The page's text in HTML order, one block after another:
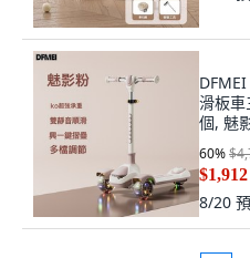
滑板車
個, 魅
60%
$1,912
8/20